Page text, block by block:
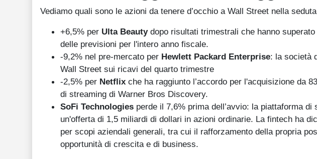
Vediamo quali sono le azioni da tenere d’occhio a Wall Street nella
+6,5% per Ulta Beauty dopo risultati trimestrali che hanno
delle previsioni per l'intero anno fiscale.
-9,2% nel pre-mercato per Hewlett Packard Enterprise: la società
Wall Street sui ricavi del quarto trimestre
-2,5% per Netflix che ha raggiunto l’accordo per l'acquisizione da
di streaming di Warner Bros Discovery.
SoFi Technologies perde il 7,6% prima dell’avvio: la piattaforma
un'offerta di 1,5 miliardi di dollari in azioni ordinarie. La fintech ha
per scopi aziendali generali, tra cui il rafforzamento della propria
opportunità di crescita e di business.